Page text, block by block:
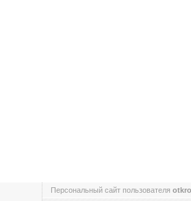
Персональный сайт пользователя